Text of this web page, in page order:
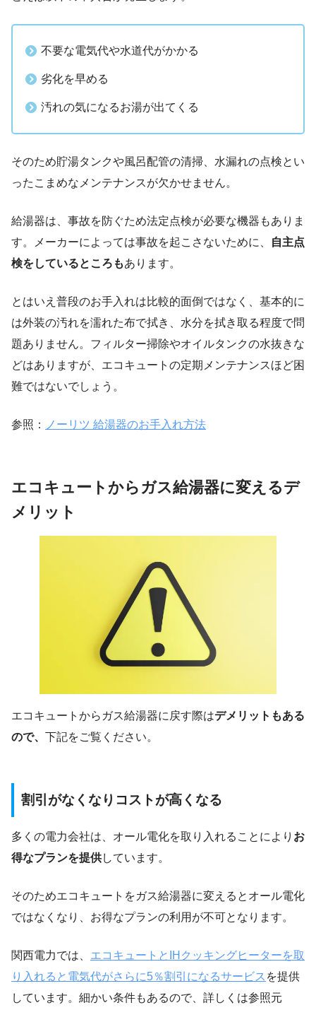
不要な電気代や水道代がかかる
劣化を早める
汚れの気になるお湯が出てくる
そのため貯湯タンクや風呂配管の清掃、水漏れの点検とい
ったこまめなメンテナンスが欠かせません。
給湯器は、事故を防ぐため法定点検が必要な機器もありま
す。メーカーによっては事故を起こさないために、
自主点
検をしているところもあります。
とはいえ普段のお手入れは比較的面倒ではなく、基本的に
は外装の汚れを濡れた布で拭き、水分を拭き取る程度で問
題ありません。フィルター掃除やオイルタンクの水抜きな
どはありますが、エコキュートの定期メンテナンスほど困
難ではないでしょう。
参照： ノーリツ 給湯器のお手入れ方法
エコキュートからガス給湯器に変えるデ
メリット
エコキュートからガス給湯器に戻す際はデメリットもある
ので、 下記をご覧ください。
割引がなくなりコストが高くなる
多くの電力会社は、オール電化を取り入れることにより お
得なプランを提供しています。
そのためエコキュートをガス給湯器に変えるとオール電化
ではなくなり、お得なプランの利用が不可となります。
関西電力では、 エコキュートとIHクッキングヒーターを取
り入れると電気代がさらに5％割引になるサービス を提供
しています。細かい条件もあるので、詳しくは参照元